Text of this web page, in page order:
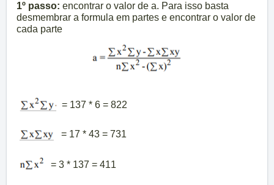
1º passo: encontrar o valor de a. Para isso basta
desmembrar a formula em partes e encontrar o valor de
cada parte
= 137 * 6 = 822
= 17 * 43 = 731
= 3 * 137 = 411